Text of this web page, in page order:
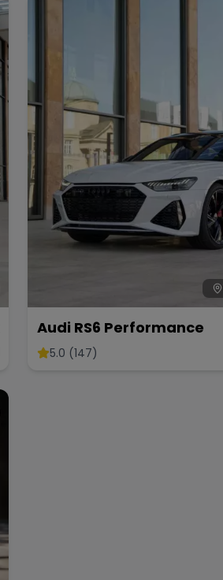
Audi RS6 Performance
5.0 (147)